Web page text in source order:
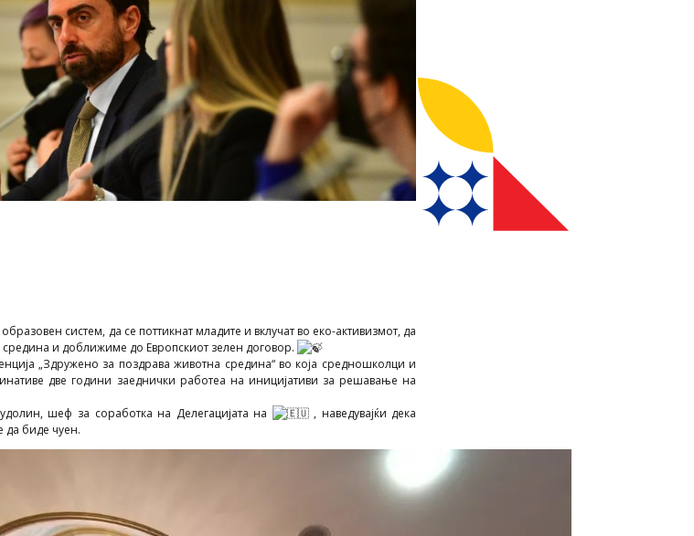
систем, да се поттикнат младите и вклучат во еко-активизмот, да
средина и доближиме до Европскиот зелен договор.
„Здружено за поздравa животна средина“ во која средношколци и
две години заеднички работеа на иницијативи за решавање на
шеф за соработка на Делегацијата на
, наведувајќи дека
да биде чуен.